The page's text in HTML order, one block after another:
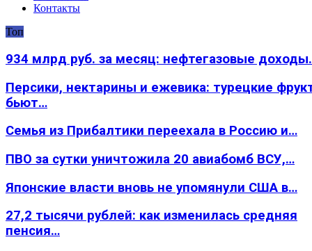
Контакты
Топ
934 млрд руб. за месяц: нефтегазовые
Персики, нектарины и ежевика: турецкие
бьют…
Семья из Прибалтики переехала в Россию и…
ПВО за сутки уничтожила 20 авиабомб ВСУ,…
Японские власти вновь не упомянули США в…
27,2 тысячи рублей: как изменилась средняя
пенсия…